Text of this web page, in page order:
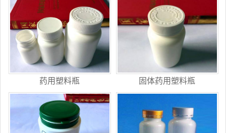
药用塑料瓶 固体药用塑料瓶